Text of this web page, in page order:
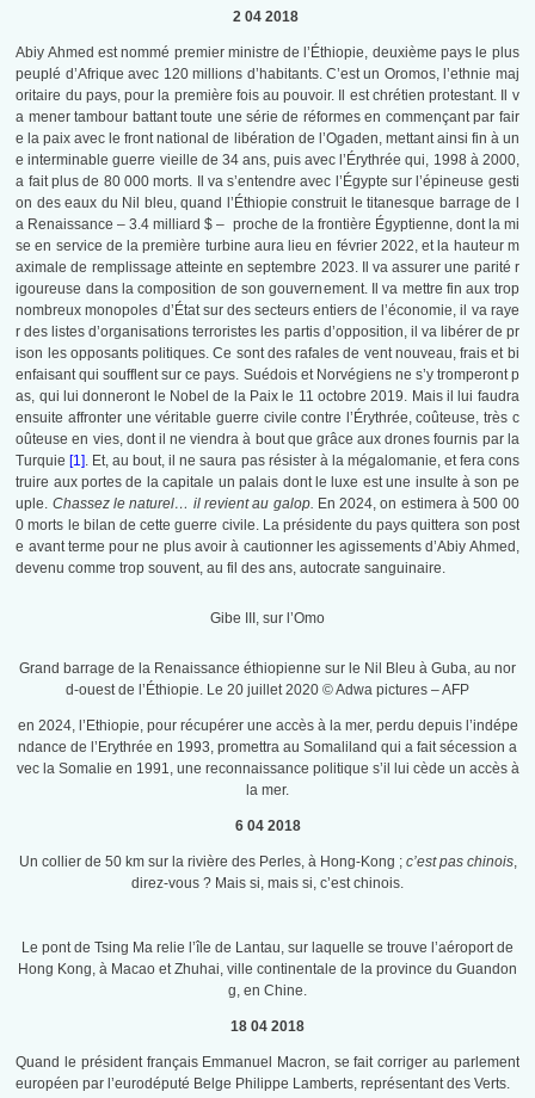
2 04 2018
Abiy Ahmed est nommé premier ministre de l’Éthiopie, deuxième pays le plus
peuplé d’Afrique avec 120 millions d’habitants. C’est un Oromos, l’ethnie maj
oritaire du pays, pour la première fois au pouvoir. Il est chrétien protestant. Il v
a mener tambour battant toute une série de réformes en commençant par fair
e la paix avec le front national de libération de l’Ogaden, mettant ainsi fin à un
e interminable guerre vieille de 34 ans, puis avec l’Érythrée qui, 1998 à 2000,
a fait plus de 80 000 morts. Il va s’entendre avec l’Égypte sur l’épineuse gesti
on des eaux du Nil bleu, quand l’Éthiopie construit le titanesque barrage de l
a Renaissance – 3.4 milliard $ – proche de la frontière Égyptienne, dont la mi
se en service de la première turbine aura lieu en février 2022, et la hauteur m
aximale de remplissage atteinte en septembre 2023. Il va assurer une parité r
igoureuse dans la composition de son gouvernement. Il va mettre fin aux trop
nombreux monopoles d’État sur des secteurs entiers de l’économie, il va raye
r des listes d’organisations terroristes les partis d’opposition, il va libérer de pr
ison les opposants politiques. Ce sont des rafales de vent nouveau, frais et bi
enfaisant qui soufflent sur ce pays. Suédois et Norvégiens ne s’y tromperont p
as, qui lui donneront le Nobel de la Paix le 11 octobre 2019. Mais il lui faudra
ensuite affronter une véritable guerre civile contre l’Érythrée, coûteuse, très c
oûteuse en vies, dont il ne viendra à bout que grâce aux drones fournis par la
Turquie [1]. Et, au bout, il ne saura pas résister à la mégalomanie, et fera cons
truire aux portes de la capitale un palais dont le luxe est une insulte à son pe
uple. Chassez le naturel… il revient au galop. En 2024, on estimera à 500 00
0 morts le bilan de cette guerre civile. La présidente du pays quittera son post
e avant terme pour ne plus avoir à cautionner les agissements d’Abiy Ahmed,
devenu comme trop souvent, au fil des ans, autocrate sanguinaire.
Gibe III, sur l’Omo
Grand barrage de la Renaissance éthiopienne sur le Nil Bleu à Guba, au nor
d-ouest de l’Éthiopie. Le 20 juillet 2020 © Adwa pictures – AFP
en 2024, l’Ethiopie, pour récupérer une accès à la mer, perdu depuis l’indépe
ndance de l’Erythrée en 1993, promettra au Somaliland qui a fait sécession a
vec la Somalie en 1991, une reconnaissance politique s’il lui cède un accès à
la mer.
6 04 2018
Un collier de 50 km sur la rivière des Perles, à Hong-Kong ; c’est pas chinois,
direz-vous ? Mais si, mais si, c’est chinois.
Le pontde Tsing Ma relie l’île de Lantau, sur laquelle se trouve l’aéroport de
Hong Kong, à Macao et Zhuhai, ville continentale de la province du Guandon
g, en Chine.
18 04 2018
Quand le président français Emmanuel Macron, se fait corriger au parlement
européen par l’eurodéputé Belge Philippe Lamberts, représentant des Verts.